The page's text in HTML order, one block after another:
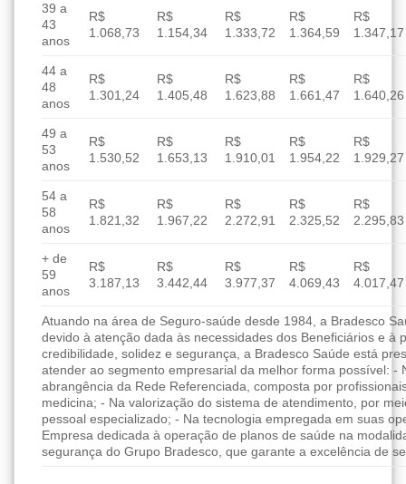
39 a
43
anos
R$
1.068,73
R$
1.154,34
R$
1.333,72
R$
1.364,59
R$
1.347,17
44 a
48
anos
R$
1.301,24
R$
1.405,48
R$
1.623,88
R$
1.661,47
R$
1.640,26
49 a
53
anos
R$
1.530,52
R$
1.653,13
R$
1.910,01
R$
1.954,22
R$
1.929,27
54 a
58
anos
R$
1.821,32
R$
1.967,22
R$
2.272,91
R$
2.325,52
R$
2.295,83
+ de
59
anos
R$
3.187,13
R$
3.442,44
R$
3.977,37
R$
4.069,43
R$
4.017,47
Atuando na área de Seguro-saúde desde 1984, a Bradesco
devido à atenção dada às necessidades dos Beneficiários e
credibilidade, solidez e segurança, a Bradesco Saúde está
atender ao segmento empresarial da melhor forma possível:
abrangência da Rede Referenciada, composta por
medicina; - Na valorização do sistema de atendimento, por
pessoal especializado; - Na tecnologia empregada em suas
Empresa dedicada à operação de planos de saúde na
segurança do Grupo Bradesco, que garante a excelência de